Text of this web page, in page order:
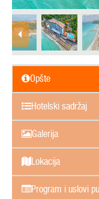
Opšte
Hotelski sadržaj
Galerija
Lokacija
Program i uslovi